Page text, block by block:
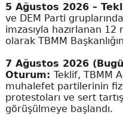
5 Ağustos 2026 –
ve DEM Parti
imzasıyla hazırlanan
olarak TBMM
7 Ağustos 2026
Oturum: Teklif, TBMM
muhalefet partilerinin
protestoları ve sert
görüşülmeye başlandı.